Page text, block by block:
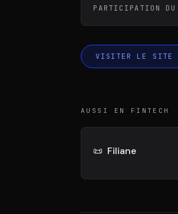
CONSEIL M&A
PARTICIPATION
VISITER LE SITE
AUSSI EN FINTECH
📜 Filiane